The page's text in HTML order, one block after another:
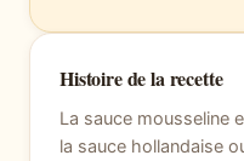
Histoire de la recette
La sauce mousseline
la sauce hollandaise